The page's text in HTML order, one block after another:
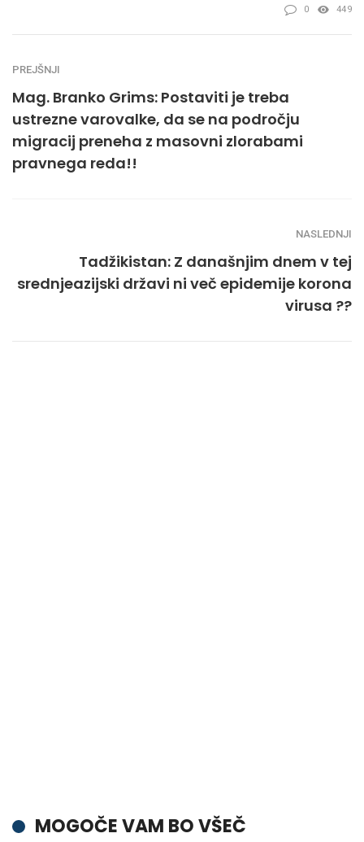
0 449
PREJŠNJI
Mag. Branko Grims: Postaviti je treba
ustrezne varovalke, da se na področju
migracij preneha z masovni zlorabami
pravnega reda!!
NASLEDNJI
Tadžikistan: Z današnjim dnem v tej
srednjeazijski državi ni več epidemije korona
virusa ??
MOGOČE VAM BO VŠEČ